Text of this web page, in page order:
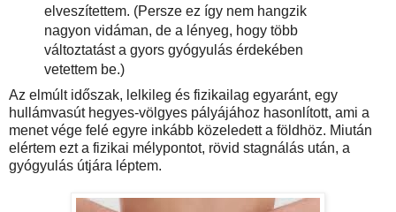
elveszítettem. (Persze ez így nem hangzik
nagyon vidáman, de a lényeg, hogy több
változtatást a gyors gyógyulás érdekében
vetettem be.)
Az elmúlt időszak, lelkileg és fizikailag egyaránt, egy
hullámvasút hegyes-völgyes pályájához hasonlított, ami a
menet vége felé egyre inkább közeledett a földhöz. Miután
elértem ezt a fizikai mélypontot, rövid stagnálás után, a
gyógyulás útjára léptem.